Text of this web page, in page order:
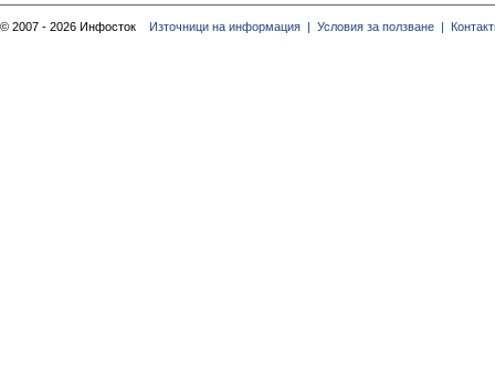
© 2007 - 2026 Инфосток Източници на информация | Условия за ползване |